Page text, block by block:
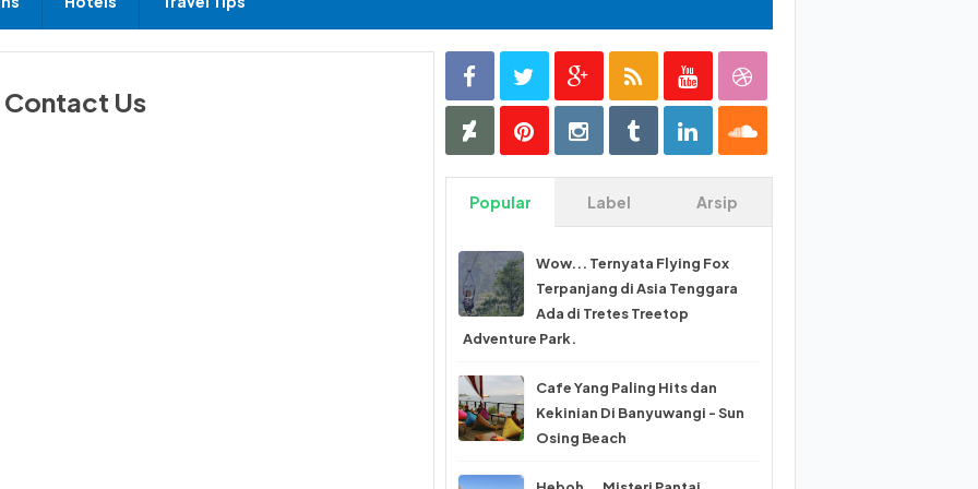
Contact Us
Popular Label Arsip
Wow... Ternyata Flying Fox
Terpanjang di Asia Tenggara
Ada di Tretes Treetop
Adventure Park.
Cafe Yang Paling Hits dan
Kekinian Di Banyuwangi - Sun
Osing Beach